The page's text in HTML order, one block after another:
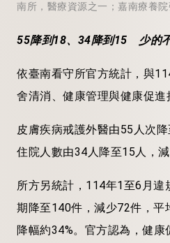
南所，醫療資源之一；嘉南療養
55降到18、34降到15 少的
依臺南看守所官方統計，與
舍清消、健康管理與健康促進
皮膚疾病戒護外醫由55人次降
住院人數由34人降至15人，減
所方另統計，114年1至6月違
期降至140件，減少72件，平
降幅約34%。官方認為，健